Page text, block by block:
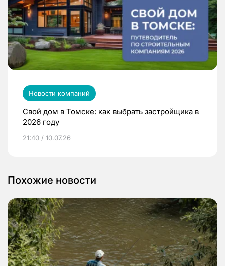
Новости компаний
Свой дом в Томске: как выбрать застройщика в
2026 году
21:40 / 10.07.26
Похожие новости